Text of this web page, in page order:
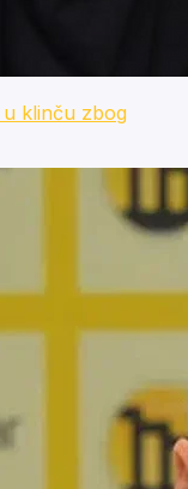
u klinču zbog